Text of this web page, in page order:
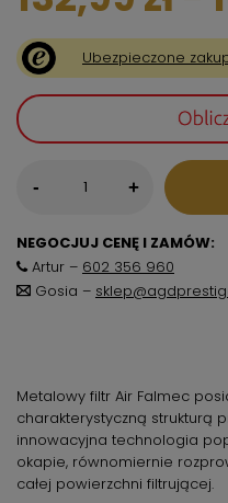
Ubezpieczone
- +
NEGOCJUJ CENĘ I ZAMÓW:
Artur – 602 356 960
Gosia –
Metalowy filtr Air Falmec
charakterystyczną strukturą
innowacyjna technologia
okapie, równomiernie
całej powierzchni filtrującej.